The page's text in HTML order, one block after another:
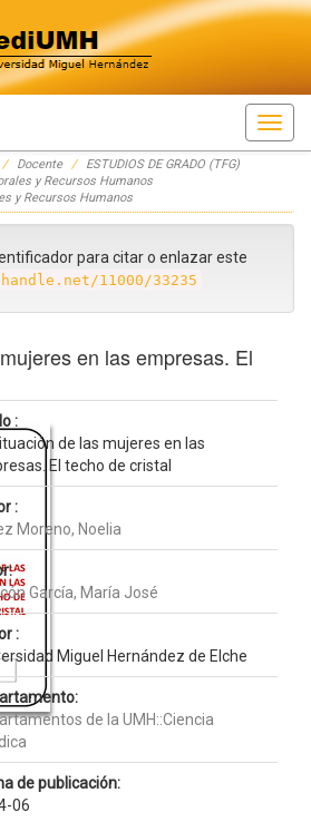
Docente
ESTUDIOS DE GRADO (TFG)
y Recursos Humanos
y Recursos Humanos
para citar o enlazar este
11000/33235
en las empresas. El
:
de las mujeres en las
El techo de cristal
:
Moreno, Noelia
García, María José
:
Miguel Hernández de Elche
de la UMH::Ciencia
de publicación:
06